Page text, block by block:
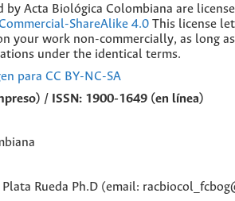
Acta Biológica Colombiana are
ShareAlike 4.0 This license
your work non-commercially, as long
under the identical terms.
/ ISSN: 1900-1649 (en línea)
Rueda Ph.D (email: